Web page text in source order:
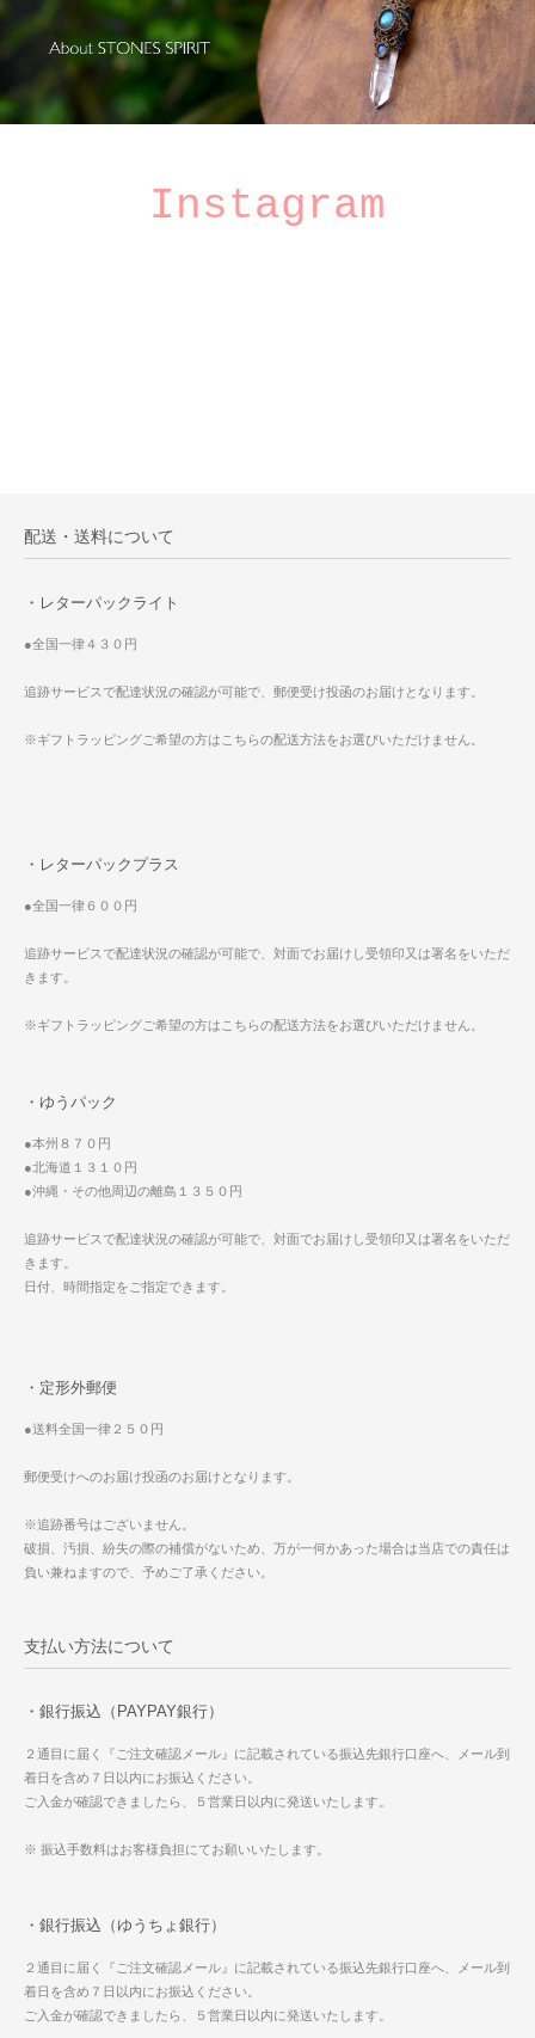
Instagram
配送・送料について
・レターパックライト
●全国一律４３０円
追跡サービスで配達状況の確認が可能で、郵便受け投函のお届けとなります。
※ギフトラッピングご希望の方はこちらの配送方法をお選びいただけません。
・レターパックプラス
●全国一律６００円
追跡サービスで配達状況の確認が可能で、対面でお届けし受領印又は署名をいただ
きます。
※ギフトラッピングご希望の方はこちらの配送方法をお選びいただけません。
・ゆうパック
●本州８７０円
●北海道１３１０円
●沖縄・その他周辺の離島１３５０円
追跡サービスで配達状況の確認が可能で、対面でお届けし受領印又は署名をいただ
きます。
日付、時間指定をご指定できます。
・定形外郵便
●送料全国一律２５０円
郵便受けへのお届け投函のお届けとなります。
※追跡番号はございません。
破損、汚損、紛失の際の補償がないため、万が一何かあった場合は当店での責任は
負い兼ねますので、予めご了承ください。
支払い方法について
・銀行振込（PAYPAY銀行）
２通目に届く『ご注文確認メール』に記載されている振込先銀行口座へ、メール到
着日を含め７日以内にお振込ください。
ご入金が確認できましたら、５営業日以内に発送いたします。
※ 振込手数料はお客様負担にてお願いいたします。
・銀行振込（ゆうちょ銀行）
２通目に届く『ご注文確認メール』に記載されている振込先銀行口座へ、メール到
着日を含め７日以内にお振込ください。
ご入金が確認できましたら、５営業日以内に発送いたします。